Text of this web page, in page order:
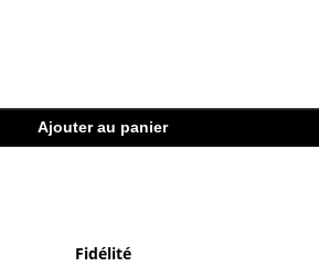
Ajouter au panier
Fidélité